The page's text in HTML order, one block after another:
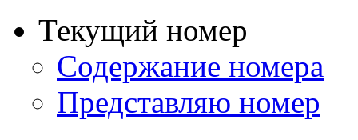
Текущий номер
Содержание номера
Представляю номер